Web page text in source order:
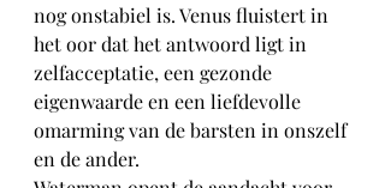
nog onstabiel is. Venus fluistert in
het oor dat het antwoord ligt in
zelfacceptatie, een gezonde
eigenwaarde en een liefdevolle
omarming van de barsten in onszelf
en de ander.